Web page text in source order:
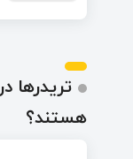
تریدرها
هستند؟